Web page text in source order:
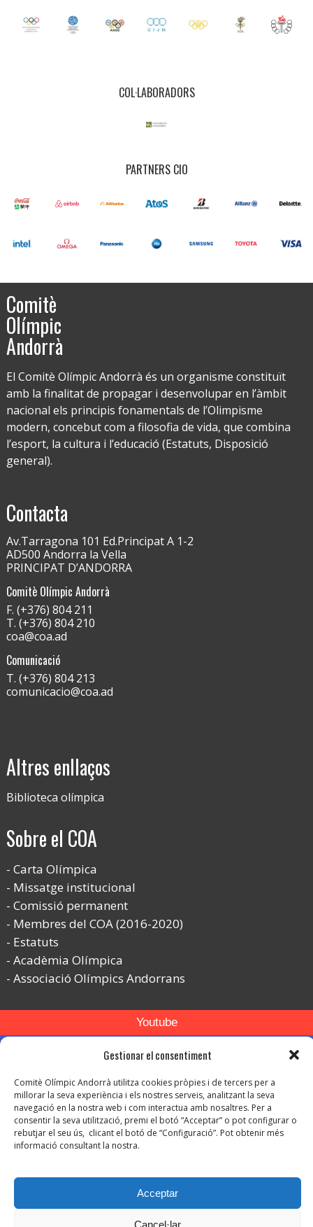
Gestionar el consentiment
Comitè Olímpic Andorrà utilitza cookies pròpies i de tercers per a
millorar la seva experiència i els nostres serveis, analitzant la seva
navegació en la nostra web i com interactua amb nosaltres. Per a
consentir la seva utilització, premi el botó “Acceptar” o pot configurar o
rebutjar el seu ús, clicant el botó de “Configuració”. Pot obtenir més
informació consultant la nostra.
Acceptar
Cancel·lar
COL·LABORADORS
PARTNERS CIO
Comitè
Olímpic
Andorrà
El Comitè Olímpic Andorrà és un organisme constituït
amb la finalitat de propagar i desenvolupar en l’àmbit
nacional els principis fonamentals de l’Olimpisme
modern, concebut com a filosofia de vida, que combina
l’esport, la cultura i l’educació (Estatuts, Disposició
general).
Contacta
Av.Tarragona 101 Ed.Principat A 1-2
AD500 Andorra la Vella
PRINCIPAT D’ANDORRA
Comitè Olímpic Andorrà
F. (+376) 804 211
T. (+376) 804 210
coa@coa.ad
Comunicació
T. (+376) 804 213
comunicacio@coa.ad
Altres enllaços
Biblioteca olímpica
Sobre el COA
Carta Olímpica
Missatge institucional
Comissió permanent
Membres del COA (2016-2020)
Estatuts
Acadèmia Olímpica
Associació Olímpics Andorrans
Youtube
Avís legal-
Política de privacitat-
Política de protecció de dades